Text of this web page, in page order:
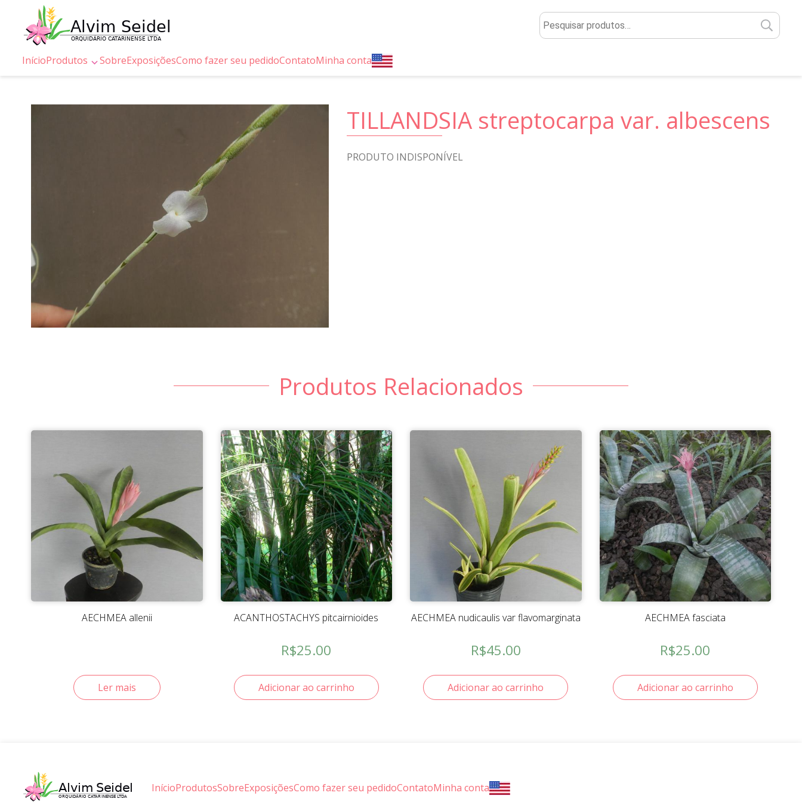
por:
InícioProdutos SobreExposiçõesComo fazer seu pedidoContatoMinha conta
TILLANDSIA streptocarpa var. albescens
PRODUTO INDISPONÍVEL
Produtos Relacionados
AECHMEA allenii
Ler mais
ACANTHOSTACHYS pitcairnioides
R$25.00
Adicionar ao carrinho
AECHMEA nudicaulis var flavomarginata
R$45.00
Adicionar ao carrinho
AECHMEA fasciata
R$25.00
Adicionar ao carrinho
InícioProdutosSobreExposiçõesComo fazer seu pedidoContatoMinha conta